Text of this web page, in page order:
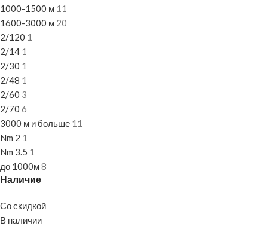
1000-1500 м 11
1600-3000 м 20
2/120 1
2/14 1
2/30 1
2/48 1
2/60 3
2/70 6
3000 м и больше 11
Nm 2 1
Nm 3.5 1
до 1000м8
Наличие
Со скидкой
В наличии